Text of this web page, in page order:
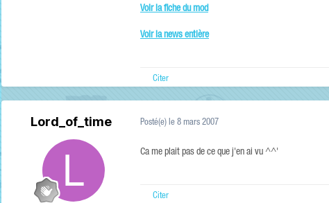
Voir la fiche du mod
Voir la news entière
Citer
Lord_of_time Posté(e) le 8 mars 2007
Ca me plait pas de ce que j'en ai vu ^^'
Citer